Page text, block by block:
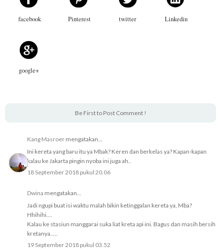
facebook Pinterest twitter Linkedin
google+
Be First to Post Comment !
Kang Masroer mengatakan...
Ini kereta yang baru itu ya Mbak? Keren dan berkelas ya? Kapan-kapan
kalau ke Jakarta pingin nyoba ini juga ah..
18 September 2018 pukul 20.06
Dwina mengatakan...
Jadi ngupi buat isi waktu malah bikin ketinggalan kereta ya, Mba?
Hhihihi....
Kalau ke stasiun manggarai suka liat kreta api ini. Bagus dan masih bersih
kretanya.....
19 September 2018 pukul 03.52